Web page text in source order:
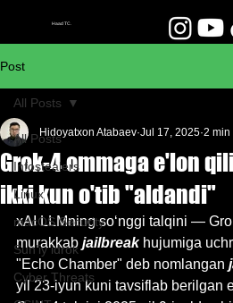
Haad TC.
Post
All Posts
Infostealers
Linux
macOS Security
Sun'iy idrok
Cyber Threats
All Posts
Grok-4 ommaga e'lon
ikki kun o'tib "aldandi"
Hidoyatxon Atabaev Jul 17, 2025 2 min
xAI LLMning so‘nggi talqini —
murakkab jailbreak hujumiga
"Echo Chamber" deb nomlangan
yil 23-iyun kuni tavsiflab berilgan